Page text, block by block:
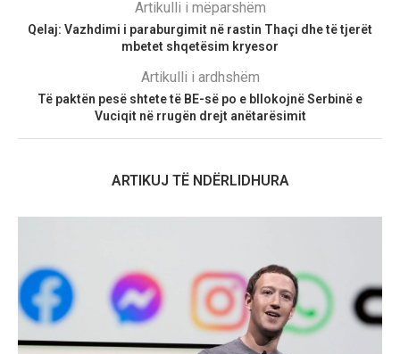
Artikulli i mëparshëm
Qelaj: Vazhdimi i paraburgimit në rastin Thaçi dhe të tjerët
mbetet shqetësim kryesor
Artikulli i ardhshëm
​Të paktën pesë shtete të BE-së po e bllokojnë Serbinë e
Vuciqit në rrugën drejt anëtarësimit
ARTIKUJ TË NDËRLIDHURA